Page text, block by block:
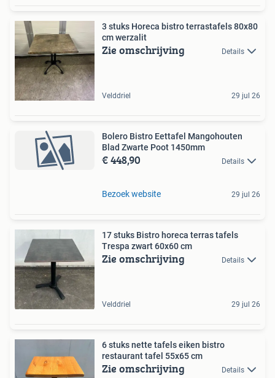
3 stuks Horeca bistro terrastafels 80x80
cm werzalit
Zie omschrijving Details
Velddriel 29 jul 26
Bolero Bistro Eettafel Mangohouten
Blad Zwarte Poot 1450mm
€ 448,90 Details
Bezoek website 29 jul 26
17 stuks Bistro horeca terras tafels
Trespa zwart 60x60 cm
Zie omschrijving Details
Velddriel 29 jul 26
6 stuks nette tafels eiken bistro
restaurant tafel 55x65 cm
Zie omschrijving Details